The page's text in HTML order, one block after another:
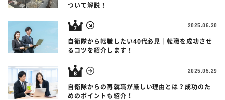
ついて解説！
2025.06.30
自衛隊から転職したい40代必見｜転職を成功させ
るコツを紹介します！
2025.05.29
自衛隊からの再就職が厳しい理由とは？成功のた
めのポイントも紹介！